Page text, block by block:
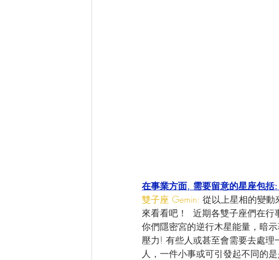
在事業方面, 需要留意的星座包
雙子座 Gemin: 從以上星相的變動
來看看吧！  近期各雙子座們在
你們隱密宮的逆行木星能量，暗
壓力! 有些人或甚至會需要去處
人，一件小事或可引發起不同的